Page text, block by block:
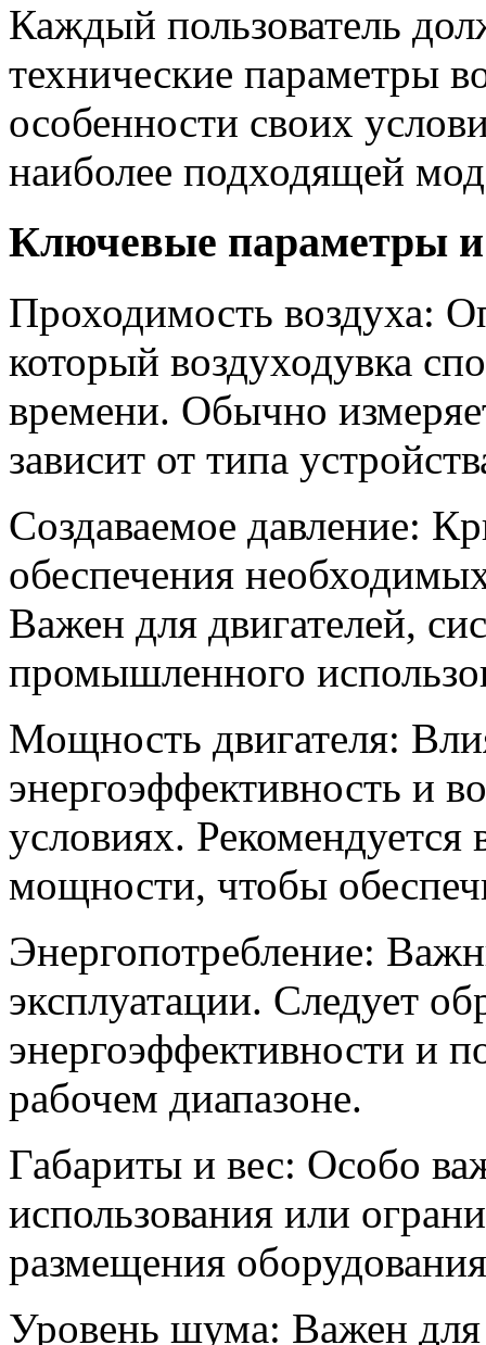
Каждый пользователь
технические параметры
особенности своих
наиболее подходящей
Ключевые параметры и
Проходимость воздуха:
который воздуходувка
времени. Обычно
зависит от типа
Создаваемое давление:
обеспечения
Важен для двигателей,
промышленного
Мощность двигателя:
энергоэффективность и
условиях.
мощности, чтобы
Энергопотребление:
эксплуатации. Следует
энергоэффективности и
рабочем диапазоне.
Габариты и вес: Особо
использования или
размещения
Уровень шума: Важен